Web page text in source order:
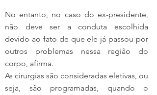
No entanto, no caso do ex-presidente,
não deve ser a conduta escolhida
devido ao fato de que ele já passou por
outros problemas nessa região do
corpo, afirma.
As cirurgias são consideradas eletivas, ou
seja, são programadas, quando o